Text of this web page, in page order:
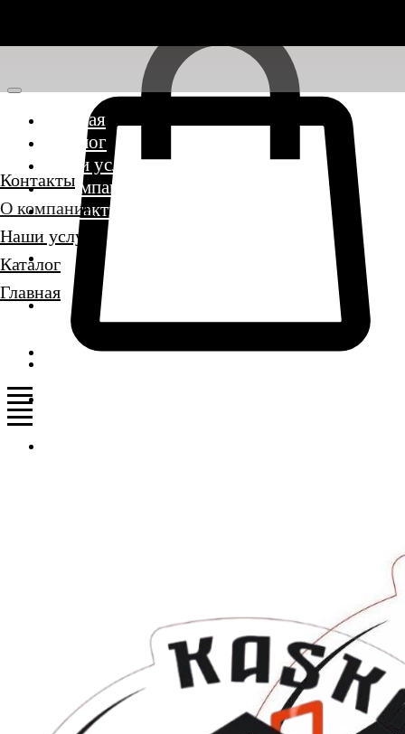
Главная
Каталог
Наши услуги
О компании
Контакты
Контакты
О компании
Наши услуги
Каталог
Главная